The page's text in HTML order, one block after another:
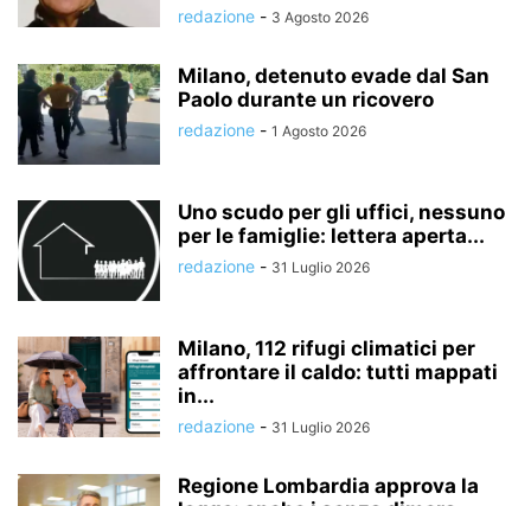
redazione - 3 Agosto 2026
Milano, detenuto evade dal San
Paolo durante un ricovero
redazione - 1 Agosto 2026
Uno scudo per gli uffici, nessuno
per le famiglie: lettera aperta...
redazione - 31 Luglio 2026
Milano, 112 rifugi climatici per
affrontare il caldo: tutti mappati
in...
redazione - 31 Luglio 2026
Regione Lombardia approva la